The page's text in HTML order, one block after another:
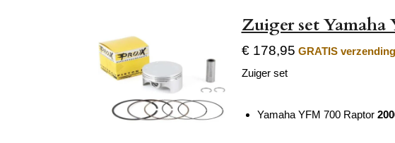
Zuiger set Yamaha
€ 178,95 GRATIS verzending
Zuiger set
Yamaha YFM 700 Raptor